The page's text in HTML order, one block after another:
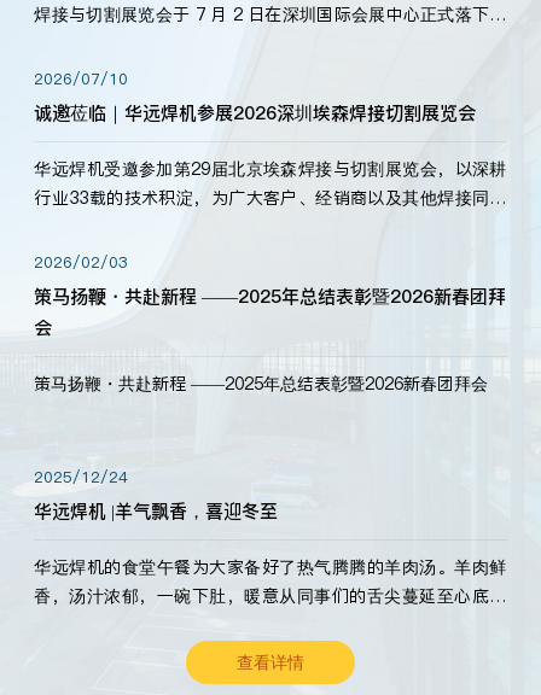
焊接与切割展览会于 7 月 2 日在深圳国际会展中心正式落下帷
标准，持之以恒研发新产品、新技术。新老客户、行业伙伴、
海内外客户为目睹公司发布的新产…
2026/07/10
诚邀莅临｜华远焊机参展2026深圳埃森焊接切割展览会
华远焊机受邀参加第29届北京埃森焊接与切割展览会，以深耕
行业33载的技术积淀，为广大客户、经销商以及其他焊接同仁
2026/02/03
策马扬鞭・共赴新程 ——2025年总结表彰暨2026新春团拜
会
策马扬鞭・共赴新程 ——2025年总结表彰暨2026新春团拜会
2025/12/24
华远焊机 |羊气飘香，喜迎冬至
华远焊机的食堂午餐为大家备好了热气腾腾的羊肉汤。羊肉鲜
香，汤汁浓郁，一碗下肚，暖意从同事们的舌尖蔓延至心底。
查看详情